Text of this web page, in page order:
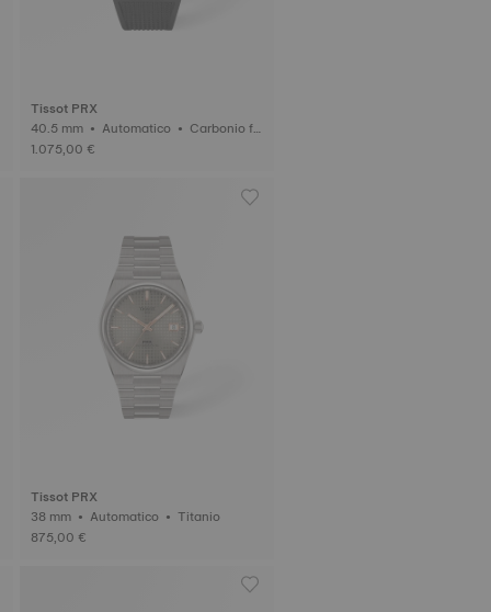
Tissot PRX
40.5 mm • Automatico • Carbonio fo
rgiato
1.075,00 €
Tissot PRX
38 mm • Automatico • Titanio
875,00 €